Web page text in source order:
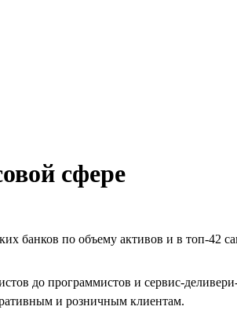
сфере
банков по объему активов и в топ-42
до программистов и сервис-
и розничным клиентам.